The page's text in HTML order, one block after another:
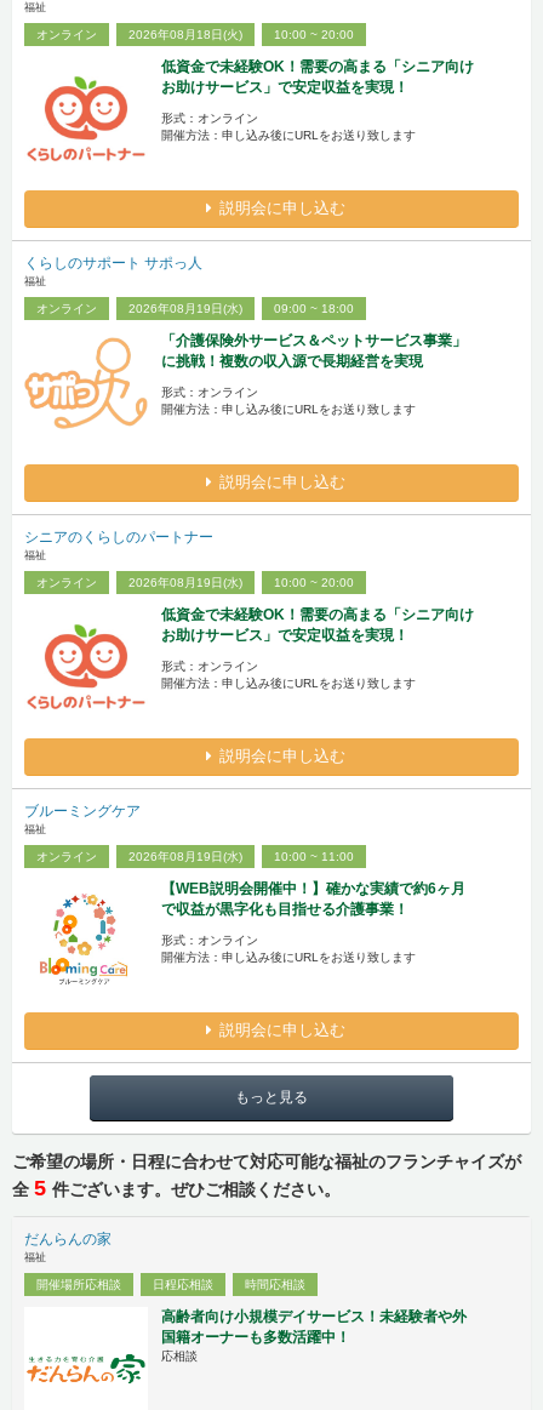
福祉
オンライン 2026年08月18日(火) 10:00 ~ 20:00
低資金で未経験OK！需要の高まる「シニア向け
お助けサービス」で安定収益を実現！
形式：オンライン
開催方法：申し込み後にURLをお送り致します
説明会に申し込む
くらしのサポート サポっ人
福祉
オンライン 2026年08月19日(水) 09:00 ~ 18:00
「介護保険外サービス＆ペットサービス事業」
に挑戦！複数の収入源で長期経営を実現
形式：オンライン
開催方法：申し込み後にURLをお送り致します
説明会に申し込む
シニアのくらしのパートナー
福祉
オンライン 2026年08月19日(水) 10:00 ~ 20:00
低資金で未経験OK！需要の高まる「シニア向け
お助けサービス」で安定収益を実現！
形式：オンライン
開催方法：申し込み後にURLをお送り致します
説明会に申し込む
ブルーミングケア
福祉
オンライン 2026年08月19日(水) 10:00 ~ 11:00
【WEB説明会開催中！】確かな実績で約6ヶ月
で収益が黒字化も目指せる介護事業！
形式：オンライン
開催方法：申し込み後にURLをお送り致します
説明会に申し込む
もっと見る
ご希望の場所・日程に合わせて対応可能な福祉のフランチャイズが
全 5 件ございます。ぜひご相談ください。
だんらんの家
福祉
開催場所応相談 日程応相談 時間応相談
高齢者向け小規模デイサービス！未経験者や外
国籍オーナーも多数活躍中！
応相談